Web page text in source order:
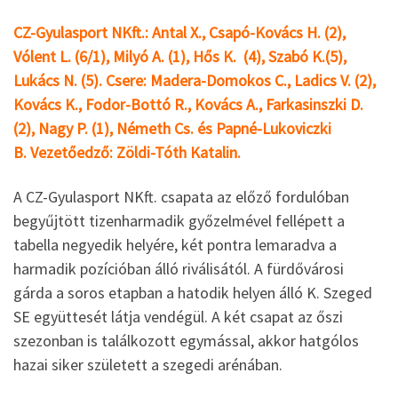
CZ-Gyulasport NKft.: Antal X., Csapó-Kovács H. (2),
Vólent L. (6/1), Milyó A. (1), Hős K. (4), Szabó K.(5),
Lukács N. (5). Csere: Madera-Domokos C., Ladics V. (2),
Kovács K., Fodor-Bottó R., Kovács A., Farkasinszki D.
(2), Nagy P. (1), Németh Cs. és Papné-Lukoviczki
B. Vezetőedző: Zöldi-Tóth Katalin.
A CZ-Gyulasport NKft. csapata az előző fordulóban
begyűjtött tizenharmadik győzelmével fellépett a
tabella negyedik helyére, két pontra lemaradva a
harmadik pozícióban álló riválisától. A fürdővárosi
gárda a soros etapban a hatodik helyen álló K. Szeged
SE együttesét látja vendégül. A két csapat az őszi
szezonban is találkozott egymással, akkor hatgólos
hazai siker született a szegedi arénában.